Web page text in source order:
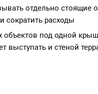
отдельно
сократить расходы
объектов под одной
выступать и стеной